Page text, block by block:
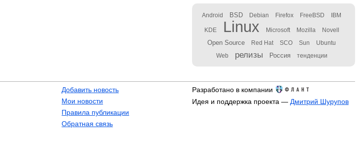
Android BSD Debian Firefox FreeBSD IBM
KDE Linux Microsoft Mozilla Novell
Open Source Red Hat SCO Sun Ubuntu
Web релизы Россия тенденции
Добавить новость
Мои новости
Правила публикации
Обратная связь
Разработано в компании
Идея и поддержка проекта — Дмитрий Шурупов